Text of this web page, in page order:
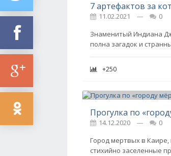
7 артефактов за
11.02.2021 ---
0
Знаменитый Индиана
полна загадок и
+250
Прогулка по
14.12.2020 ---
0
Город мертвых в
стихийно заселенные